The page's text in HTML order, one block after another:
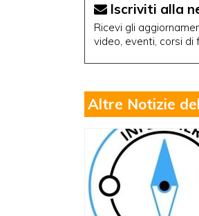
Iscriviti alla
Ricevi gli
video, eventi, corsi di
Altre Notizie